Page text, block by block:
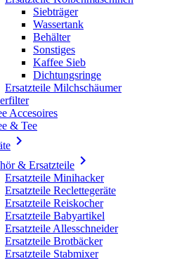
Siebträger
Wassertank
Behälter
Sonstiges
Kaffee Sieb
Dichtungsringe
Ersatzteile Milchschäumer
Accesoires
& Tee

& Ersatzteile 
Ersatzteile Minihacker
Ersatzteile Reclettegeräte
Ersatzteile Reiskocher
Ersatzteile Babyartikel
Ersatzteile Allesschneider
Ersatzteile Brotbäcker
Ersatzteile Stabmixer